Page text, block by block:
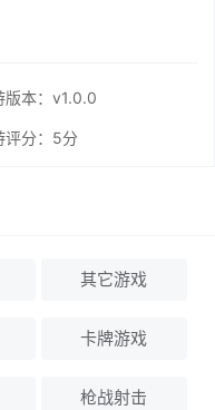
版本：v1.0.0
分： 5分
其它游戏
卡牌游戏
枪战射击